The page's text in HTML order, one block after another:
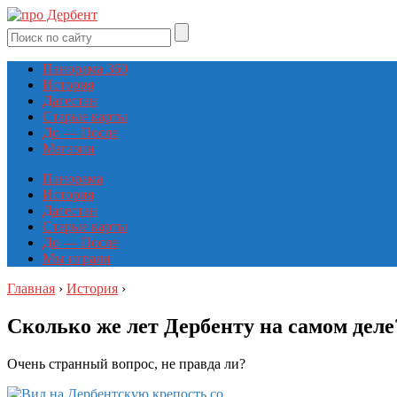
Панорама 360
История
Дагестан
Старые карты
До — После
Магазин
Панорама
История
Дагестан
Старые карты
До — После
Мы играли
Главная › История ›
Сколько же лет Дербенту на самом
Очень странный вопрос, не правда ли?